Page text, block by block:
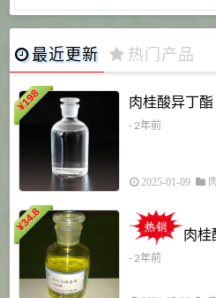
最近更新 热门产品
¥
198 肉桂酸异丁酯
- 2年前
2025-01-09
¥
34.8
肉桂
- 2年前